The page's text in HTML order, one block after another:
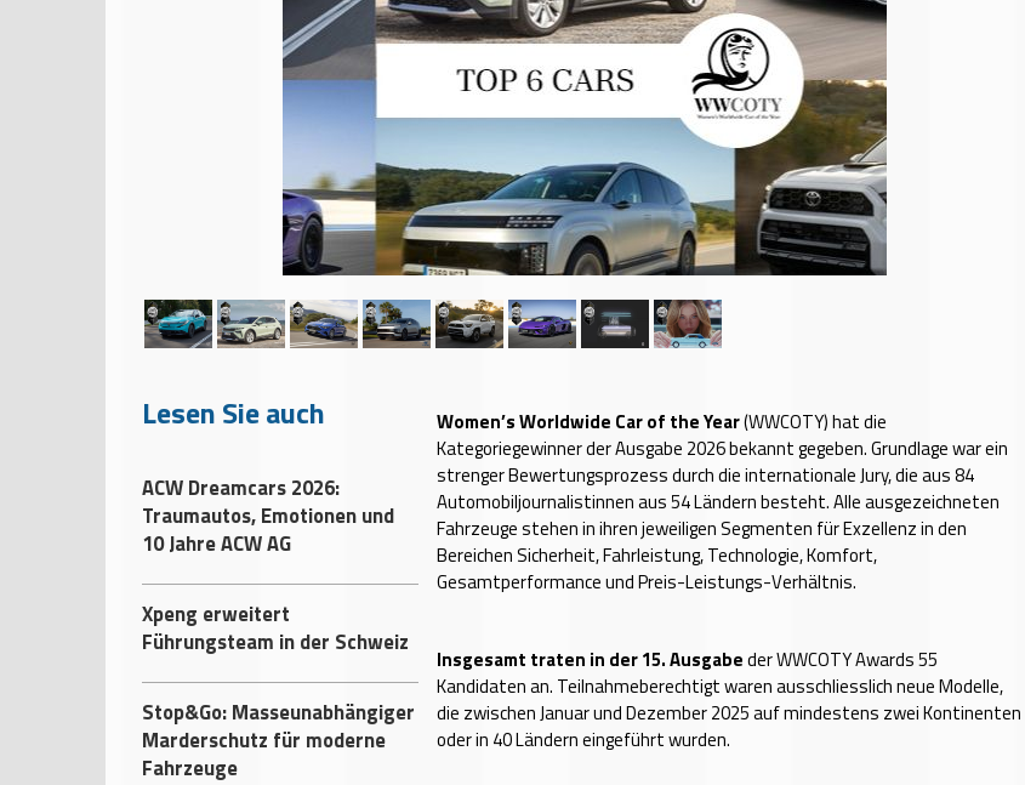
Lesen Sie auch
ACW Dreamcars 2026:
Traumautos, Emotionen und
10 Jahre ACW AG
Xpeng erweitert
Führungsteam in der Schweiz
Stop&Go: Masseunabhängiger
Marderschutz für moderne
Fahrzeuge
Women’s Worldwide Car of the Year(WWCOTY) hat die
Kategoriegewinner der Ausgabe 2026 bekannt gegeben. Grundlage war ein
strenger Bewertungsprozess durch die internationale Jury, die aus 84
Automobiljournalistinnen aus 54 Ländern besteht. Alle ausgezeichneten
Fahrzeuge stehen in ihren jeweiligen Segmenten für Exzellenz in den
Bereichen Sicherheit, Fahrleistung, Technologie, Komfort,
Gesamtperformance und Preis-Leistungs-Verhältnis.
Insgesamt traten in der 15. Ausgabeder WWCOTY Awards 55
Kandidaten an. Teilnahmeberechtigt waren ausschliesslich neue Modelle,
die zwischen Januar und Dezember 2025 auf mindestens zwei Kontinenten
oder in 40 Ländern eingeführt wurden.